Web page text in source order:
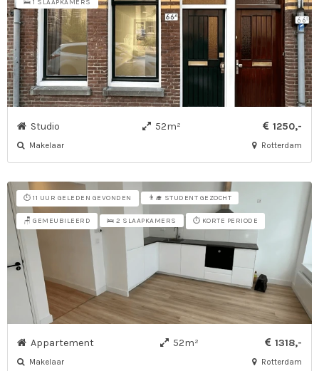
🛌 1 SLAAPKAMERS
Studio 52m² 1250,-
Makelaar Rotterdam
⏱️ 11 UUR GELEDEN GEVONDEN 👨‍🎓 STUDENT GEZOCHT
🪑 GEMEUBILEERD 🛌 2 SLAAPKAMERS ⏱️ KORTE PERIODE
Appartement 52m² 1318,-
Makelaar Rotterdam